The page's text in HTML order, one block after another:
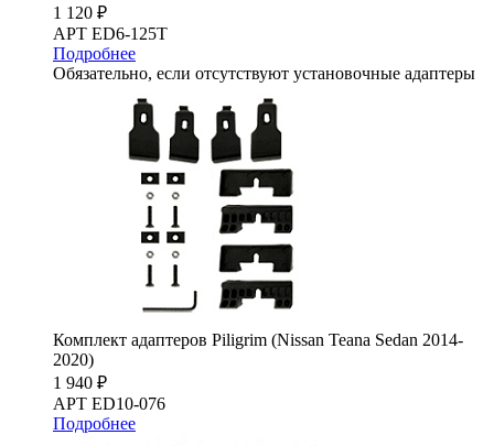
1 120 ₽
АРТ ED6-125T
Подробнее
Обязательно, если отсутствуют установочные адаптеры
Комплект адаптеров Piligrim (Nissan Teana Sedan 2014-
2020)
1 940 ₽
АРТ ED10-076
Подробнее